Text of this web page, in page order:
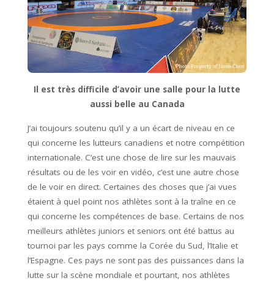
Il est très difficile d’avoir une salle pour la lutte
aussi belle au Canada
J’ai toujours soutenu qu’il y a un écart de niveau en ce
qui concerne les lutteurs canadiens et notre compétition
internationale. C’est une chose de lire sur les mauvais
résultats ou de les voir en vidéo, c’est une autre chose
de le voir en direct. Certaines des choses que j’ai vues
étaient à quel point nos athlètes sont à la traîne en ce
qui concerne les compétences de base. Certains de nos
meilleurs athlètes juniors et seniors ont été battus au
tournoi par les pays comme la Corée du Sud, l’Italie et
l’Espagne. Ces pays ne sont pas des puissances dans la
lutte sur la scène mondiale et pourtant, nos athlètes